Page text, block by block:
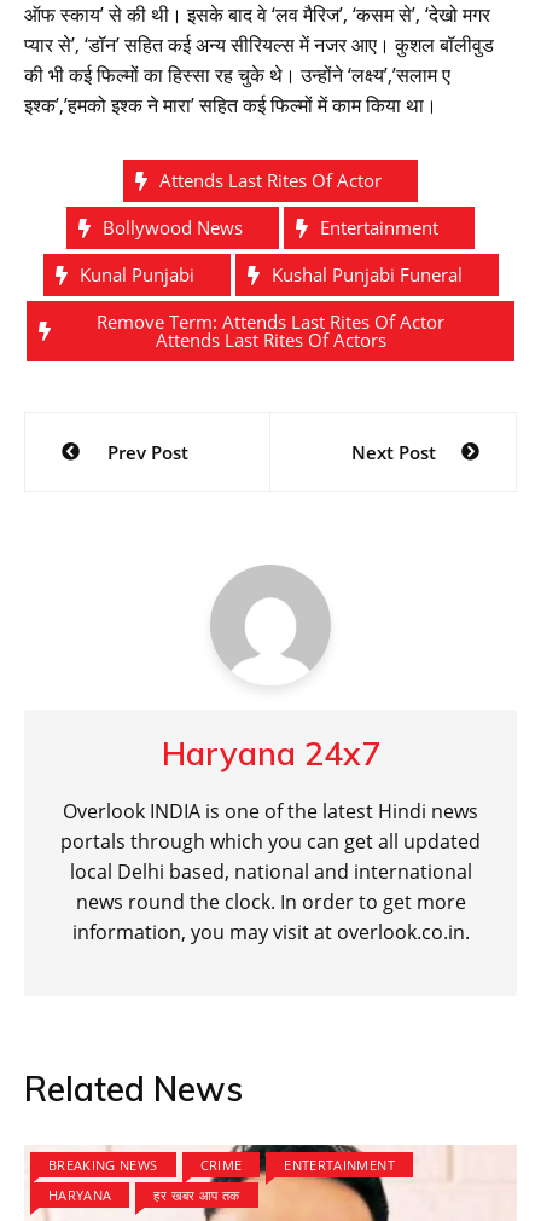
ऑफ स्काय’ से की थी। इसके बाद वे ‘लव मैरिज’, ‘कसम से’, ‘देखो मगर
प्यार से’, ‘डॉन’ सहित कई अन्य सीरियल्स में नजर आए। कुशल बॉलीवुड
की भी कई फिल्मों का हिस्सा रह चुके थे। उन्होंने ‘लक्ष्य’,’सलाम ए
इश्क’,’हमको इश्क ने मारा’ सहित कई फिल्मों में काम किया था।
Attends Last Rites Of Actor
Bollywood News
Entertainment
Kunal Punjabi
Kushal Punjabi Funeral
Remove Term: Attends Last Rites Of Actor
Attends Last Rites Of Actors
Post
navigation
Prev Post Next Post
Haryana 24x7
Overlook INDIA is one of the latest Hindi news
portals through which you can get all updated
local Delhi based, national and international
news round the clock. In order to get more
information, you may visit at overlook.co.in.
Related News
BREAKING NEWS CRIME
ENTERTAINMENT
HARYANA
हर खबर आप तक